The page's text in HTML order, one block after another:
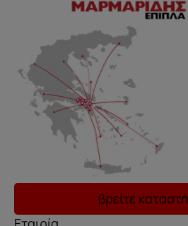
βρείτε